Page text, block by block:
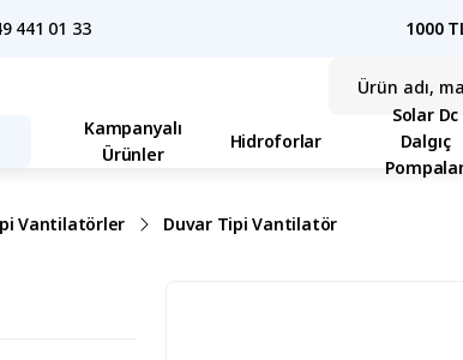
441 01 33 1000
Kampanyalı
Ürünler
Hidroforlar
Solar Dc
Dalgıç
Vantilatörler Duvar Tipi Vantilatör